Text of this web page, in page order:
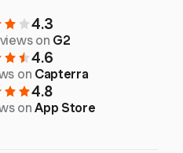
4.3
on G2
4.6
on Capterra
4.8
onApp Store